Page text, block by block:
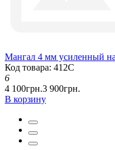
Мангал 4 мм усиленный
Код товара: 412С
6
4 100грн.3 900грн.
В корзину